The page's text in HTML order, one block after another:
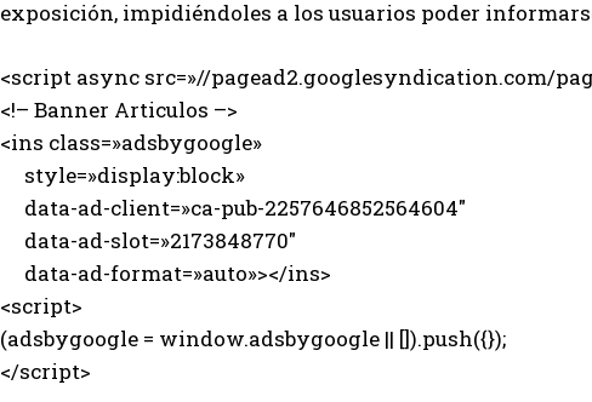
exposición, impidiéndoles a los usuarios poder
<script async src=»//pagead2.googlesyndication.com/
<!– Banner Articulos –>
<ins class=»adsbygoogle»
style=»display:block»
data-ad-client=»ca-pub-2257646852564604″
data-ad-slot=»2173848770″
data-ad-format=»auto»></ins>
<script>
(adsbygoogle = window.adsbygoogle || []).push({});
</script>